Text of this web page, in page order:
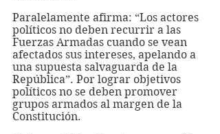
Paralelamente afirma: “Los actores
políticos no deben recurrir a las
Fuerzas Armadas cuando se vean
afectados sus intereses, apelando a
una supuesta salvaguarda de la
República”. Por lograr objetivos
políticos no se deben promover
grupos armados al margen de la
Constitución.